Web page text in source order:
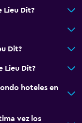
Lieu Dit?
Dit?
Lieu Dit?
hoteles en
vez los